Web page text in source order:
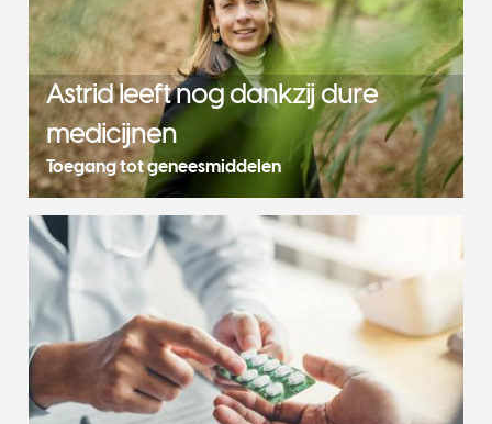
Astrid leeft nog dankzij dure
medicijnen
Toegang tot geneesmiddelen